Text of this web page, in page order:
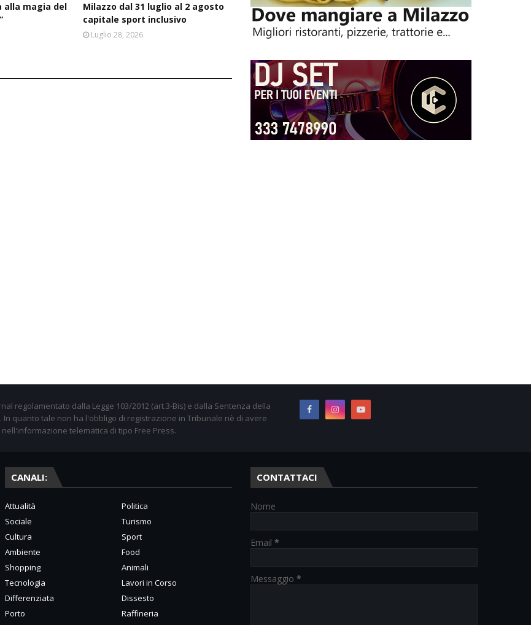
alla magia del
Milazzo dal 31 luglio al 2 agosto
capitale sport inclusivo
Luglio 28, 2026
regolamentato dalla Legge 103/2012 (art.3-Bis) e dalla Sentenza della
In quanto tale non ha l'obbligo di registrazione in Tribunale nè di avere
telematica di tipo Free Press.
CANALI:
Attualità
Politica
Sociale
Turismo
Cultura
Sport
Ambiente
Food
Shopping
Animali
Tecnologia
Lavori in Corso
Differenziata
Dissesto
Porto
Raffineria
CONTATTACI
Nome
Email *
Messaggio *